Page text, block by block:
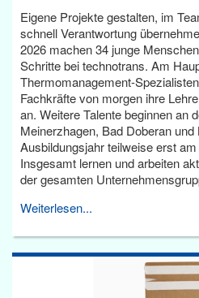
Eigene Projekte gestalten, im
schnell Verantwortung
2026 machen 34 junge
Schritte bei technotrans. Am
Thermomanagement-
Fachkräfte von morgen ihre
an. Weitere Talente beginnen an
Meinerzhagen, Bad Doberan
Ausbildungsjahr teilweise erst
Insgesamt lernen und arbeiten
der gesamten
Weiterlesen...